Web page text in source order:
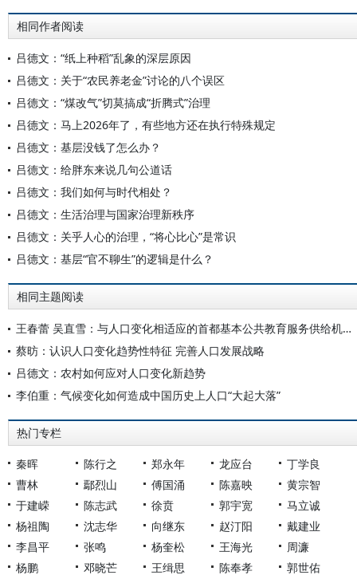
相同作者阅读
吕德文：“纸上种稻”乱象的深层原因
吕德文：关于“农民养老金”讨论的八个误区
吕德文：“煤改气”切莫搞成“折腾式”治理
吕德文：马上2026年了，有些地方还在执行特殊规定
吕德文：基层没钱了怎么办？
吕德文：给胖东来说几句公道话
吕德文：我们如何与时代相处？
吕德文：生活治理与国家治理新秩序
吕德文：关乎人心的治理，“将心比心”是常识
吕德文：基层“官不聊生”的逻辑是什么？
相同主题阅读
王春蕾 吴直雪：与人口变化相适应的首都基本公共教育服务供给机制的法治保障
蔡昉：认识人口变化趋势性特征 完善人口发展战略
吕德文：农村如何应对人口变化新趋势
李伯重：气候变化如何造成中国历史上人口“大起大落”
热门专栏
秦晖 陈行之 郑永年 龙应台
丁学良
曹林
鄢烈山 傅国涌 陈嘉映
黄宗智
于建嵘
陈志武 徐贲 郭宇宽
马立诚
杨祖陶
沈志华 向继东 赵汀阳
戴建业
李昌平
张鸣 杨奎松 王海光
周濂
杨鹏
邓晓芒 王缉思 陈奉孝
郭世佑